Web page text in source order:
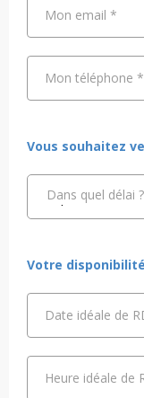
Mon email *
Mon téléphone *
Vous souhaitez
Dans quel délai ?
Votre
Date idéale de
Heure idéale de